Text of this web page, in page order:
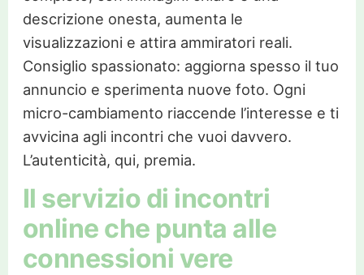
descrizione onesta, aumenta le
visualizzazioni e attira ammiratori reali.
Consiglio spassionato: aggiorna spesso il tuo
annuncio e sperimenta nuove foto. Ogni
micro-cambiamento riaccende l’interesse e ti
avvicina agli incontri che vuoi davvero.
L’autenticità, qui, premia.
Il servizio di incontri
online che punta alle
connessioni vere